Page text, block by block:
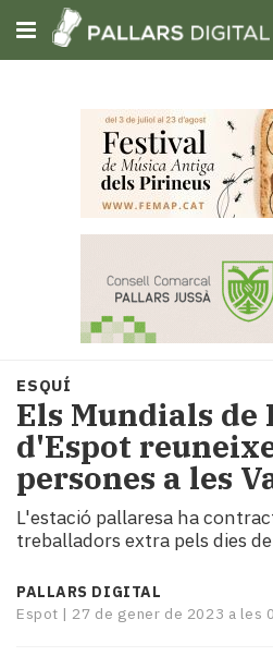
Subscriu-t'hi
Portada
Societat
Política
i
municipis
Economia
turisme
Esports
Mai
ESQUÍ
Els Mundials de
d'Espot
persones a les
L'estació pallaresa ha
treballadors extra pels dies
PALLARS DIGITAL
Espot | 27 de gener de 2023 a les